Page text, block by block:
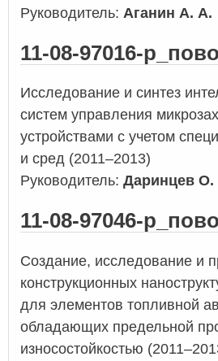
Руководитель: Аганин А. А.
11-08-97016-
Исследование и синтез
систем управления
устройствами с учетом
и сред (2011–2013)
Руководитель: Даринцев О.
11-08-97046-
Создание, исследование и
конструкционных
для элементов топливной
обладающих предельной
износостойкостью